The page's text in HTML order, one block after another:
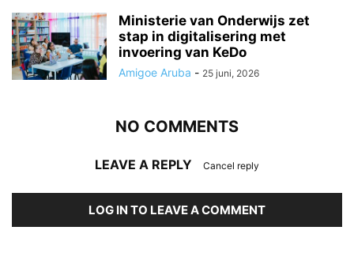
Ministerie van Onderwijs zet
stap in digitalisering met
invoering van KeDo
Amigoe Aruba - 25 juni, 2026
NO COMMENTS
LEAVE A REPLY Cancel reply
LOG IN TO LEAVE A COMMENT